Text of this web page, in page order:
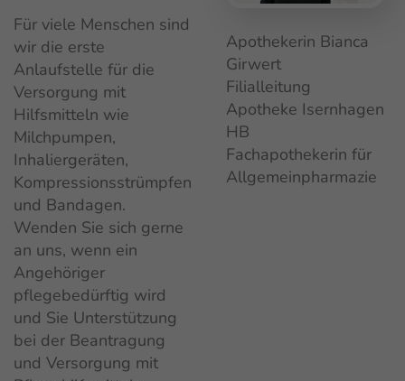
Für viele Menschen sind
wir die erste
Anlaufstelle für die
Versorgung mit
Hilfsmitteln wie
Milchpumpen,
Inhaliergeräten,
Kompressionsstrümpfen
und Bandagen.
Wenden Sie sich gerne
an uns, wenn ein
Angehöriger
pflegebedürftig wird
und Sie Unterstützung
bei der Beantragung
und Versorgung mit
Apothekerin Bianca
Girwert
Filialleitung
Apotheke Isernhagen
HB
Fachapothekerin für
Allgemeinpharmazie